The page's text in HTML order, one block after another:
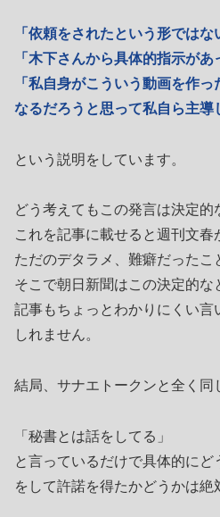
「依頼をされたという形ではな
「木下さんから具体的指示があ
「私自身がこういう動画を作
なるだろうと思って私自ら主導
という説明をしています。
どう考えてもこの発言は決定的
これを記事に載せると週刊文春
ただのデタラメ、難癖だったこ
そこで朝日新聞はこの決定的な
記事もちょっとわかりにくい言
しれません。
結局、サナエトークンと全く同
「秘書とは話をしてる」
と言っているだけで具体的にど
をして許諾を得たかどうかは絶